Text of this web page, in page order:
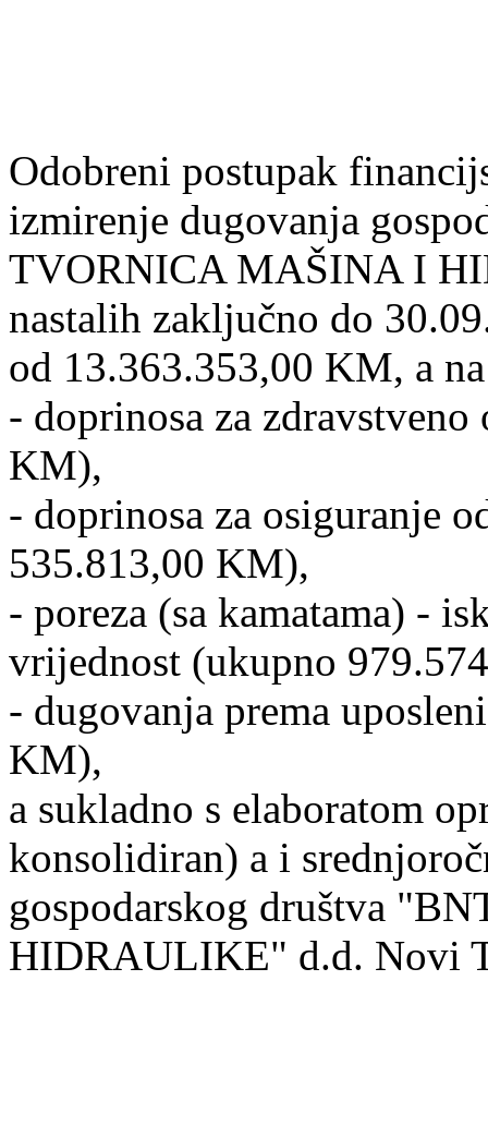
Odobreni postupak
izmirenje dugovanja
TVORNICA MAŠINA I
nastalih zaključno do
od 13.363.353,00 KM, a
- doprinosa za
KM),
- doprinosa za osiguranje
535.813,00 KM),
- poreza (sa kamatama) -
vrijednost (ukupno
- dugovanja prema
KM),
a sukladno s elaboratom
konsolidiran) a i
gospodarskog društva
HIDRAULIKE" d.d. Novi